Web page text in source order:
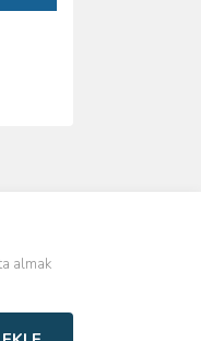
almak